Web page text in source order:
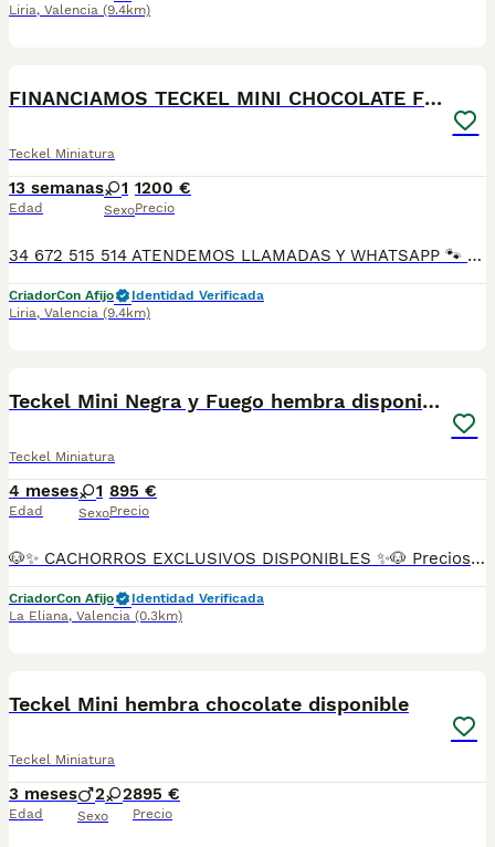
Liria, Valencia (9.4km)
FINANCIAMOS TECKEL MINI CHOCOLATE FUEGO
Teckel Miniatura
13 semanas
Edad
1
Sexo
1200 €
Precio
34 672 515 514 ATENDEMOS LLAMADAS Y WHATSAPP 🐾 En Tutty Pets Love trabajamos con pasión y responsabilidad para ofrecerte compañeros de vida sanos, equilibrados y con todas las garantías. Te garantizamos: ✅ Vacunas correspondientes a su edad. ✅ Cartilla veterinaria. ✅ Desparasitación interna y externa. ✅ Pasaporte y microchip. ✅ Garantías víricas y congénitas. ✅ Contrato de compraventa sellado por la empresa. ✅ Envíos a toda la península (según kilometraje). ✅ Financiación a medida de 6 a 48 meses, con y sin intereses. 💕 Listo para encontrar una familia que le quiera para toda la vida. 📩 Solicita más información sin compromiso. 🐶 Tutty Pets love ,donde nacen grandes compañeros. 34 672 515 514 ATENDEMOS LLAMADAS Y WHATSAPP 🐾
CriadorCon Afijo
Identidad Verificada
Liria, Valencia (9.4km)
Teckel Mini Negra y Fuego hembra disponible
Teckel Miniatura
4 meses
Edad
1
Sexo
895 €
Precio
🐶✨ CACHORROS EXCLUSIVOS DISPONIBLES ✨🐶 Preciosos cachorros criados en ambiente familiar, rodeados de amor y cuidados desde el primer día ❤️ Totalmente socializados, cariñosos y acostumbrados al contacto con personas. 📦 Se entregan con todas las garantías: ✔️ Cartilla sanitaria ✔️ Vacunación al día 💉 ✔️ Desparasitación completa ✅ ✔️ Garantía vírica 😷 ✔️ Garantía congénita 👌 ✔️ Contrato de entrega ✍️ 📸 Síguenos en Instagram: @fincapaunais para ver fotos y vídeos reales ⚠️ Disponibilidad limitada ⚠️ Se reservan rápido. 📲 Contacto directo por WhatsApp: 671 454 202 Solo personas responsables
CriadorCon Afijo
Identidad Verificada
La Eliana, Valencia (0.3km)
Teckel Mini hembra chocolate disponible
Teckel Miniatura
3 meses
Edad
2 2
Sexo
895 €
Precio